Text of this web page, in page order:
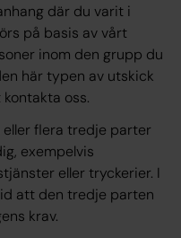
där du varit i
på basis av vårt
inom den grupp du
här typen av utskick
oss.
flera tredje parter
exempelvis
eller tryckerier. I
att den tredje parten
krav.